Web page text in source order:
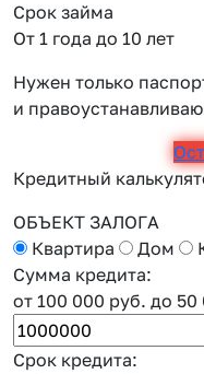
Срок займа
От 1 года до 10 лет
Нужен только
и
Кредитный
ОБЪЕКТ ЗАЛОГА
Квартира
Дом
Сумма кредита:
от 100 000 руб. до 50
Срок кредита: